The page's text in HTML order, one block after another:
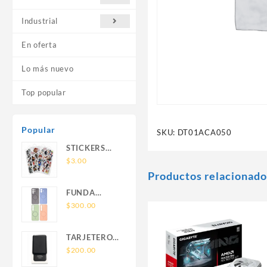
Industrial
En oferta
Lo más nuevo
Top popular
Popular
STICKERS
UNIVERSALES
$3.00
FUNDA
NOVA SAM
SIN SOPORTE
MAGNETICO
$300.00
TARJETERO
SIN SOPORTE
$200.00
SKU: DT01ACA050
Productos